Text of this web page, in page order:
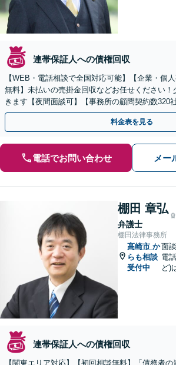
連帯保証人への債権回収
【WEB・電話相談で全国対応可能】【企業・個
無料】未払いの売掛金回収などお任せください！
きます【夜間面談可】【事務所の顧問契約数320
在籍&専門家顧問がフルサポート】
料金表を見る
電話でお問い合わせ メー
棚田 章弘
弁護士
棚田法律事務所
高崎市 か
らも相談
受付中
面
電
ど)
連帯保証人への債権回収
【関東エリア対応】【初回相談無料】「債務者